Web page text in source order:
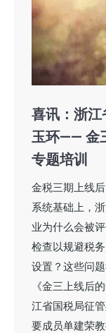
喜讯：浙
玉环—— 金
专题培训
金税三期上线
系统基础上，
业为什么会被
检查以规避税
设置？这些问
《金三上线后
江省国税局征
要成员单建荣